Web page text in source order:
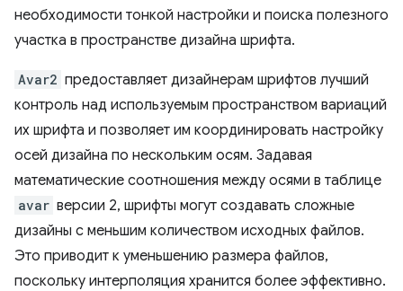
необходимости тонкой настройки и поиска полезного
участка в пространстве дизайна шрифта.
Avar2 предоставляет дизайнерам шрифтов лучший
контроль над используемым пространством вариаций
их шрифта и позволяет им координировать настройку
осей дизайна по нескольким осям. Задавая
математические соотношения между осями в таблице
avar версии 2, шрифты могут создавать сложные
дизайны с меньшим количеством исходных файлов.
Это приводит к уменьшению размера файлов,
поскольку интерполяция хранится более эффективно.